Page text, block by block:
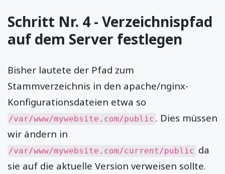
Schritt Nr. 4 - Verzeichnispfad
auf dem Server festlegen
Bisher lautete der Pfad zum
Stammverzeichnis in den apache/nginx-
Konfigurationsdateien etwa so
/var/www/mywebsite.com/public . Dies müssen
wir ändern in
/var/www/mywebsite.com/current/public da
sie auf die aktuelle Version verweisen sollte.